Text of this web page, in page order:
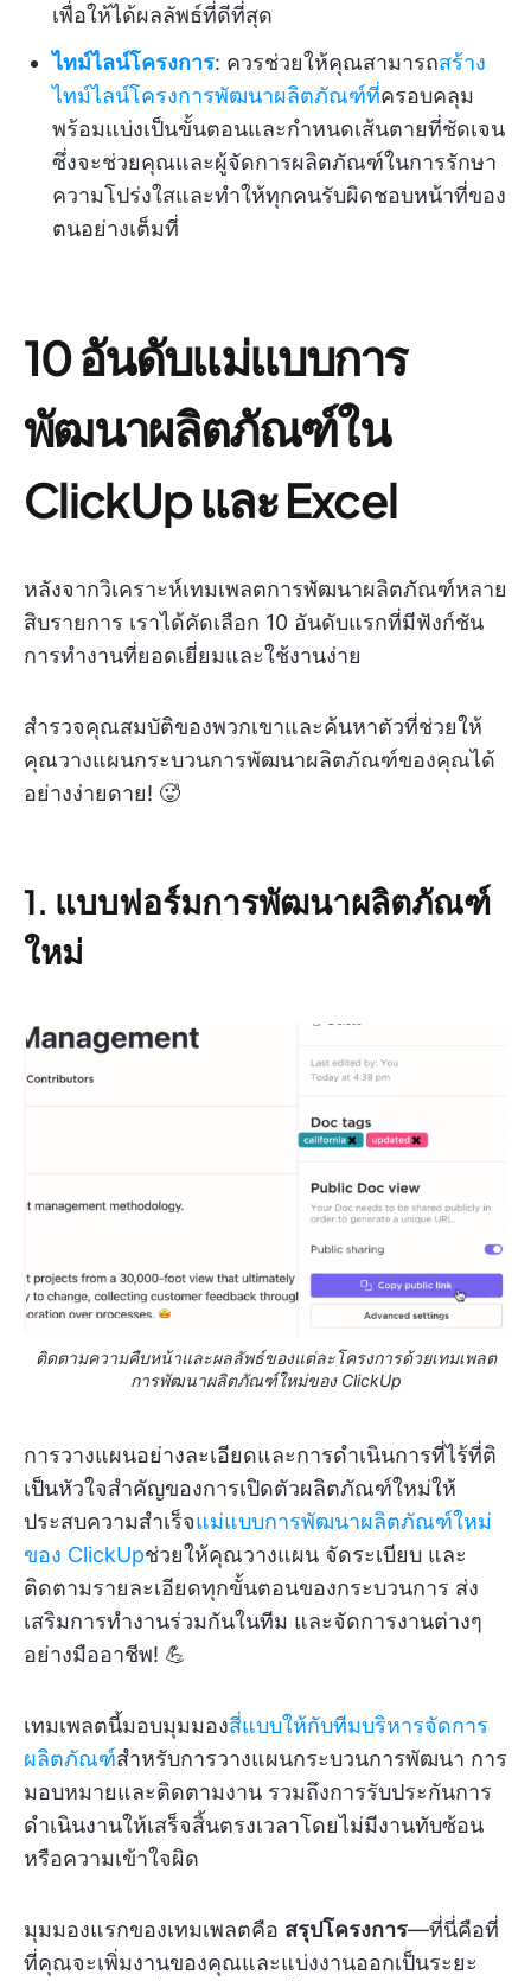
เพื่อให้ได้ผลลัพธ์ที่ดีที่สุด
ไทม์ไลน์โครงการ: ควรช่วยให้คุณสามารถสร้าง
ไทม์ไลน์โครงการพัฒนาผลิตภัณฑ์ที่ครอบคลุม
พร้อมแบ่งเป็นขั้นตอนและกำหนดเส้นตายที่ชัดเจน
ซึ่งจะช่วยคุณและผู้จัดการผลิตภัณฑ์ในการรักษา
ความโปร่งใสและทำให้ทุกคนรับผิดชอบหน้าที่ของ
ตนอย่างเต็มที่
10 อันดับแม่แบบการ
พัฒนาผลิตภัณฑ์ใน
ClickUp และ Excel
หลังจากวิเคราะห์เทมเพลตการพัฒนาผลิตภัณฑ์หลาย
สิบรายการ เราได้คัดเลือก 10 อันดับแรกที่มีฟังก์ชัน
การทำงานที่ยอดเยี่ยมและใช้งานง่าย
สำรวจคุณสมบัติของพวกเขาและค้นหาตัวที่ช่วยให้
คุณวางแผนกระบวนการพัฒนาผลิตภัณฑ์ของคุณได้
อย่างง่ายดาย! 🥵
1. แบบฟอร์มการพัฒนาผลิตภัณฑ์
ใหม่
ติดตามความคืบหน้าและผลลัพธ์ของแต่ละโครงการด้วยเทมเพลต
การพัฒนาผลิตภัณฑ์ใหม่ของ ClickUp
การวางแผนอย่างละเอียดและการดำเนินการที่ไร้ที่ติ
เป็นหัวใจสำคัญของการเปิดตัวผลิตภัณฑ์ใหม่ให้
ประสบความสำเร็จแม่แบบการพัฒนาผลิตภัณฑ์ใหม่
ของ ClickUpช่วยให้คุณวางแผน จัดระเบียบ และ
ติดตามรายละเอียดทุกขั้นตอนของกระบวนการ ส่ง
เสริมการทำงานร่วมกันในทีม และจัดการงานต่างๆ
อย่างมืออาชีพ! 💪
เทมเพลตนี้มอบมุมมองสี่แบบให้กับทีมบริหารจัดการ
ผลิตภัณฑ์สำหรับการวางแผนกระบวนการพัฒนา การ
มอบหมายและติดตามงาน รวมถึงการรับประกันการ
ดำเนินงานให้เสร็จสิ้นตรงเวลาโดยไม่มีงานทับซ้อน
หรือความเข้าใจผิด
มุมมองแรกของเทมเพลตคือ สรุปโครงการ—ที่นี่คือที่
ที่คุณจะเพิ่มงานของคุณและแบ่งงานออกเป็นระยะ